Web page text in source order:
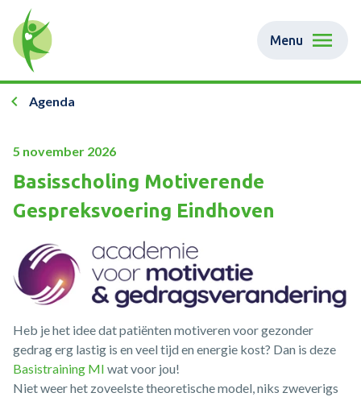
Menu
Agenda
5 november 2026
Basisscholing Motiverende
Gespreksvoering Eindhoven
Heb je het idee dat patiënten motiveren voor gezonder
gedrag erg lastig is en veel tijd en energie kost? Dan is deze
Basistraining MI wat voor jou!
Niet weer het zoveelste theoretische model, niks zweverigs